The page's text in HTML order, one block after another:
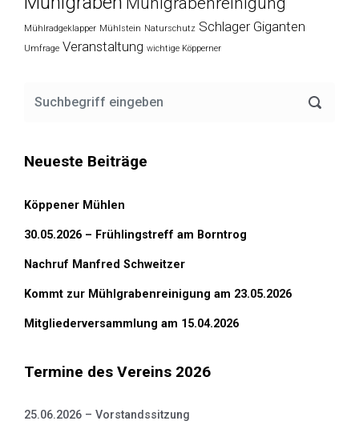
Mühlradgeklapper Mühlstein Naturschutz Schlager Giganten
Umfrage Veranstaltung wichtige Köpperner
Neueste Beiträge
Köppener Mühlen
30.05.2026 – Frühlingstreff am Borntrog
Nachruf Manfred Schweitzer
Kommt zur Mühlgrabenreinigung am 23.05.2026
Mitgliederversammlung am 15.04.2026
Termine des Vereins 2026
25.06.2026 – Vorstandssitzung